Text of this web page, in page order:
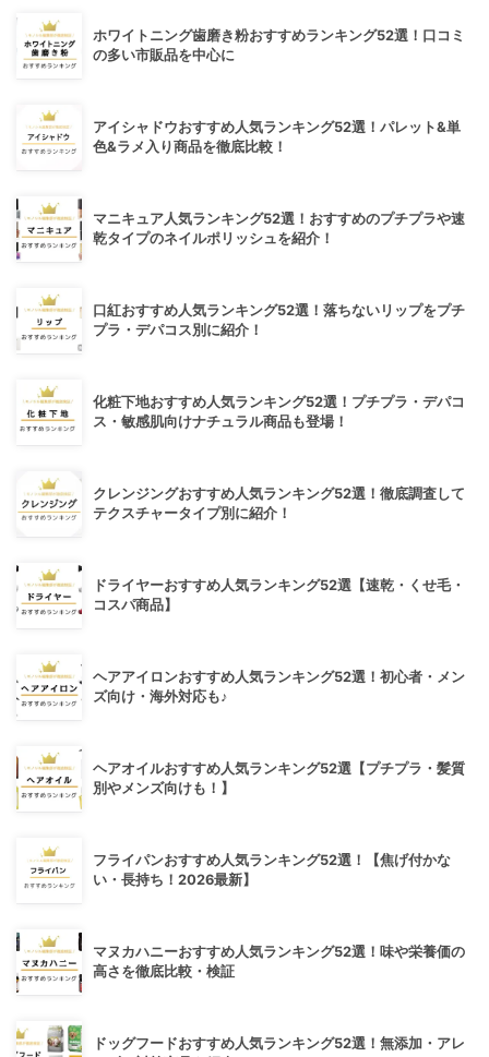
ホワイトニング歯磨き粉おすすめランキング52選！口コミ
の多い市販品を中心に
アイシャドウおすすめ人気ランキング52選！パレット&単
色&ラメ入り商品を徹底比較！
マニキュア人気ランキング52選！おすすめのプチプラや速
乾タイプのネイルポリッシュを紹介！
口紅おすすめ人気ランキング52選！落ちないリップをプチ
プラ・デパコス別に紹介！
化粧下地おすすめ人気ランキング52選！プチプラ・デパコ
ス・敏感肌向けナチュラル商品も登場！
クレンジングおすすめ人気ランキング52選！徹底調査して
テクスチャータイプ別に紹介！
ドライヤーおすすめ人気ランキング52選【速乾・くせ毛・
コスパ商品】
ヘアアイロンおすすめ人気ランキング52選！初心者・メン
ズ向け・海外対応も♪
ヘアオイルおすすめ人気ランキング52選【プチプラ・髪質
別やメンズ向けも！】
フライパンおすすめ人気ランキング52選！【焦げ付かな
い・長持ち！2026最新】
マヌカハニーおすすめ人気ランキング52選！味や栄養価の
高さを徹底比較・検証
ドッグフードおすすめ人気ランキング52選！無添加・アレ